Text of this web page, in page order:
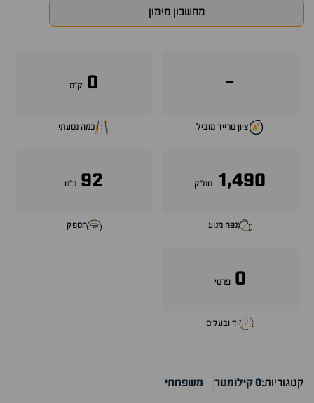
מחשבון מימון
-
ציון טרייד מוביל
0 ק״מ
כמה נסעתי
1,490 סמ״ק
נפח מנוע
92 כ״ס
הספק
0 פרטי
יד ובעלים
קטגוריות:0 קילומטר משפחתי